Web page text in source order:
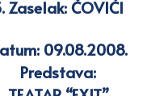
Zaselak:ČOVIĆI
09.08.2008.
Predstava: